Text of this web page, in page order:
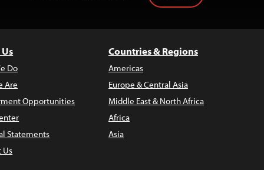
Do
Are
Opportunities
Statements
Us
Countries & Regions
Americas
Europe & Central Asia
Middle East & North Africa
Africa
Asia